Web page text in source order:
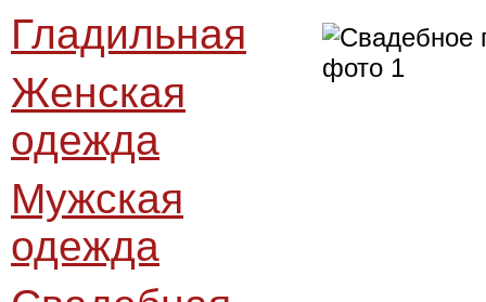
Гладильная
Женская
одежда
Мужская
одежда